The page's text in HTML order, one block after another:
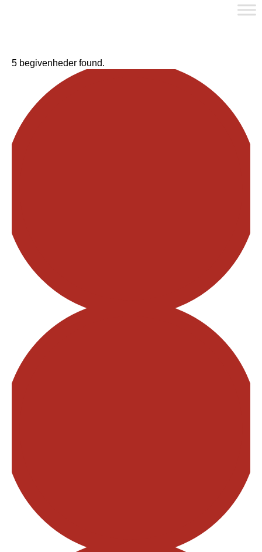
5 begivenheder found.